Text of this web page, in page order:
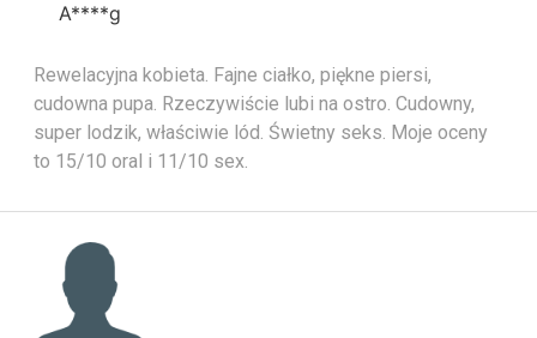
A****g
Rewelacyjna kobieta. Fajne ciałko, piękne piersi,
cudowna pupa. Rzeczywiście lubi na ostro. Cudowny,
super lodzik, właściwie lód. Świetny seks. Moje oceny
to 15/10 oral i 11/10 sex.